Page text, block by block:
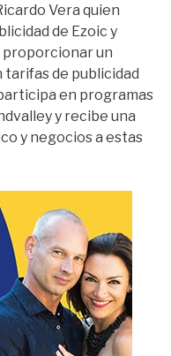
Vera quien
de Ezoic y
proporcionar un
tarifas de publicidad
en programas
y recibe una
y negocios a estas